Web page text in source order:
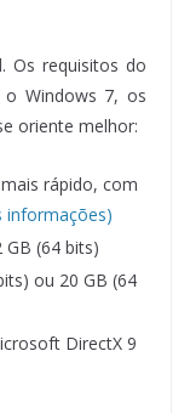
Os requisitos do
Windows 7, os
oriente melhor:
rápido, com
informações)
GB (64 bits)
ou 20 GB (64
DirectX 9